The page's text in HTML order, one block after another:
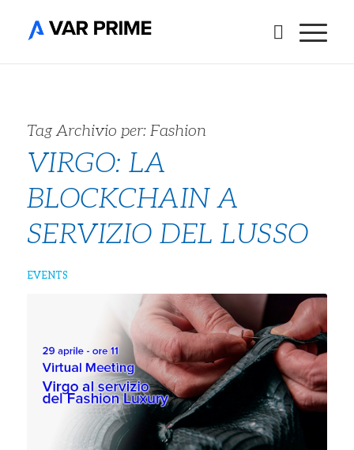
Tag Archivio per: Fashion
VIRGO: LA
BLOCKCHAIN A
SERVIZIO DEL LUSSO
EVENTS